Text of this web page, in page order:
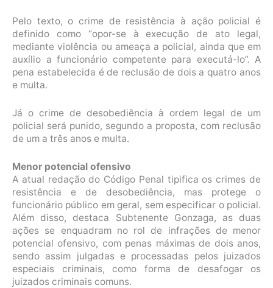
Pelo texto, o crime de resistência à ação policial é
definido como “opor-se à execução de ato legal,
mediante violência ou ameaça a policial, ainda que em
auxílio a funcionário competente para executá-lo”. A
pena estabelecida é de reclusão de dois a quatro anos
e multa.
Já o crime de desobediência à ordem legal de um
policial será punido, segundo a proposta, com reclusão
de um a três anos e multa.
Menor potencial ofensivo
A atual redação do Código Penal tipifica os crimes de
resistência e de desobediência, mas protege o
funcionário público em geral, sem especificar o policial.
Além disso, destaca Subtenente Gonzaga, as duas
ações se enquadram no rol de infrações de menor
potencial ofensivo, com penas máximas de dois anos,
sendo assim julgadas e processadas pelos juizados
especiais criminais, como forma de desafogar os
juizados criminais comuns.